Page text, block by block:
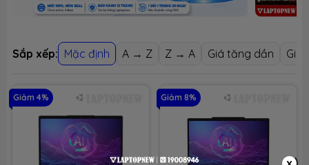
Sắp xếp: Mặc định A → Z Z → A Giá tăng dần Giá
Giảm 4% Giảm 8%